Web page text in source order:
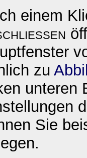
einem
zu
unteren
Sie